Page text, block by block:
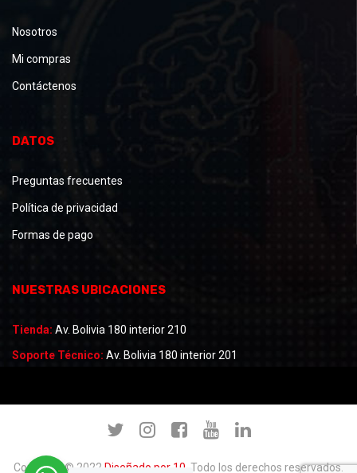
Nosotros
Mi compras
Contáctenos
DATOS
Preguntas frecuentes
Política de privacidad
Formas de pago
NUESTRAS UBICACIONES
Tienda: Av. Bolivia 180 interior 210
Soporte Técnico: Av. Bolivia 180 interior 201
Copyright © 2022 Diseñado por 10 . Todo los derechos reservados.